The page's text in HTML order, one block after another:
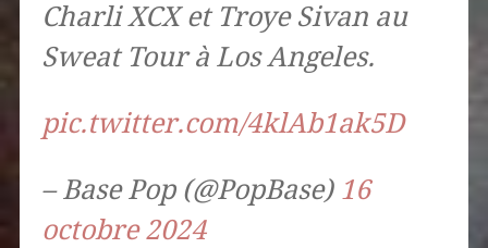
Charli XCX et Troye Sivan au
Sweat Tour à Los Angeles.
pic.twitter.com/4klAb1ak5D
– Base Pop (@PopBase) 16
octobre 2024